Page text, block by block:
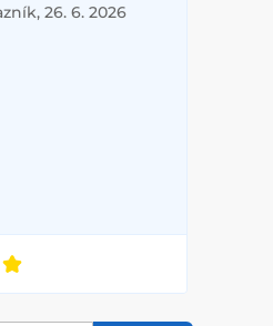
26. 6. 2026